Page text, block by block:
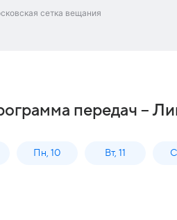
сетка вещания
передач –
Пн, 10 Вт, 11